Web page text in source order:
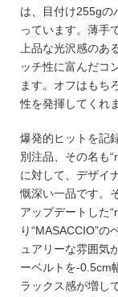
は、目付け255gの
っています。薄手
上品な光沢感のあ
ッチ性に富んだコ
ます。オフはもち
性を発揮してくれ
爆発的ヒットを記
別注品、その名も
に対して、デザイ
慨深い一品です。
アップデートした
り“MASACCIO”
ュアリーな雰囲気
ーベルトを-0.5cm
ラックス感が増し